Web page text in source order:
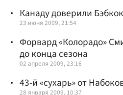
Канаду доверили
23 июня 2009, 21:54
Форвард «Колорадо»
до конца сезона
02 апреля 2009, 23:16
43-й «сухарь» от
28 января 2009, 10:37